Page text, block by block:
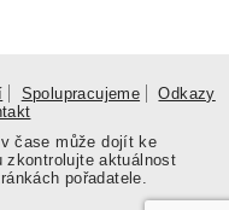
Spolupracujeme
Odkazy
čase může dojít ke
zkontrolujte aktuálnost
pořadatele.